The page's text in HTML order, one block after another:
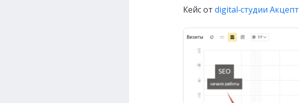
Кейс от digital‑студии Акцепт